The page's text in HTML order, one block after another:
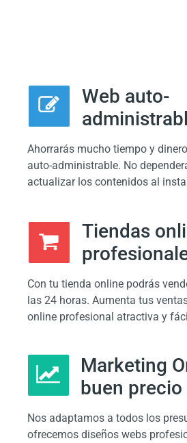
Web auto-
Ahorrarás mucho tiempo y
auto-administrable. No
actualizar los contenidos al
Tiendas
Con tu tienda online podrás
las 24 horas. Aumenta tus
online profesional atractiva y
Marketing
buen precio
Nos adaptamos a todos los
ofrecemos diseños webs